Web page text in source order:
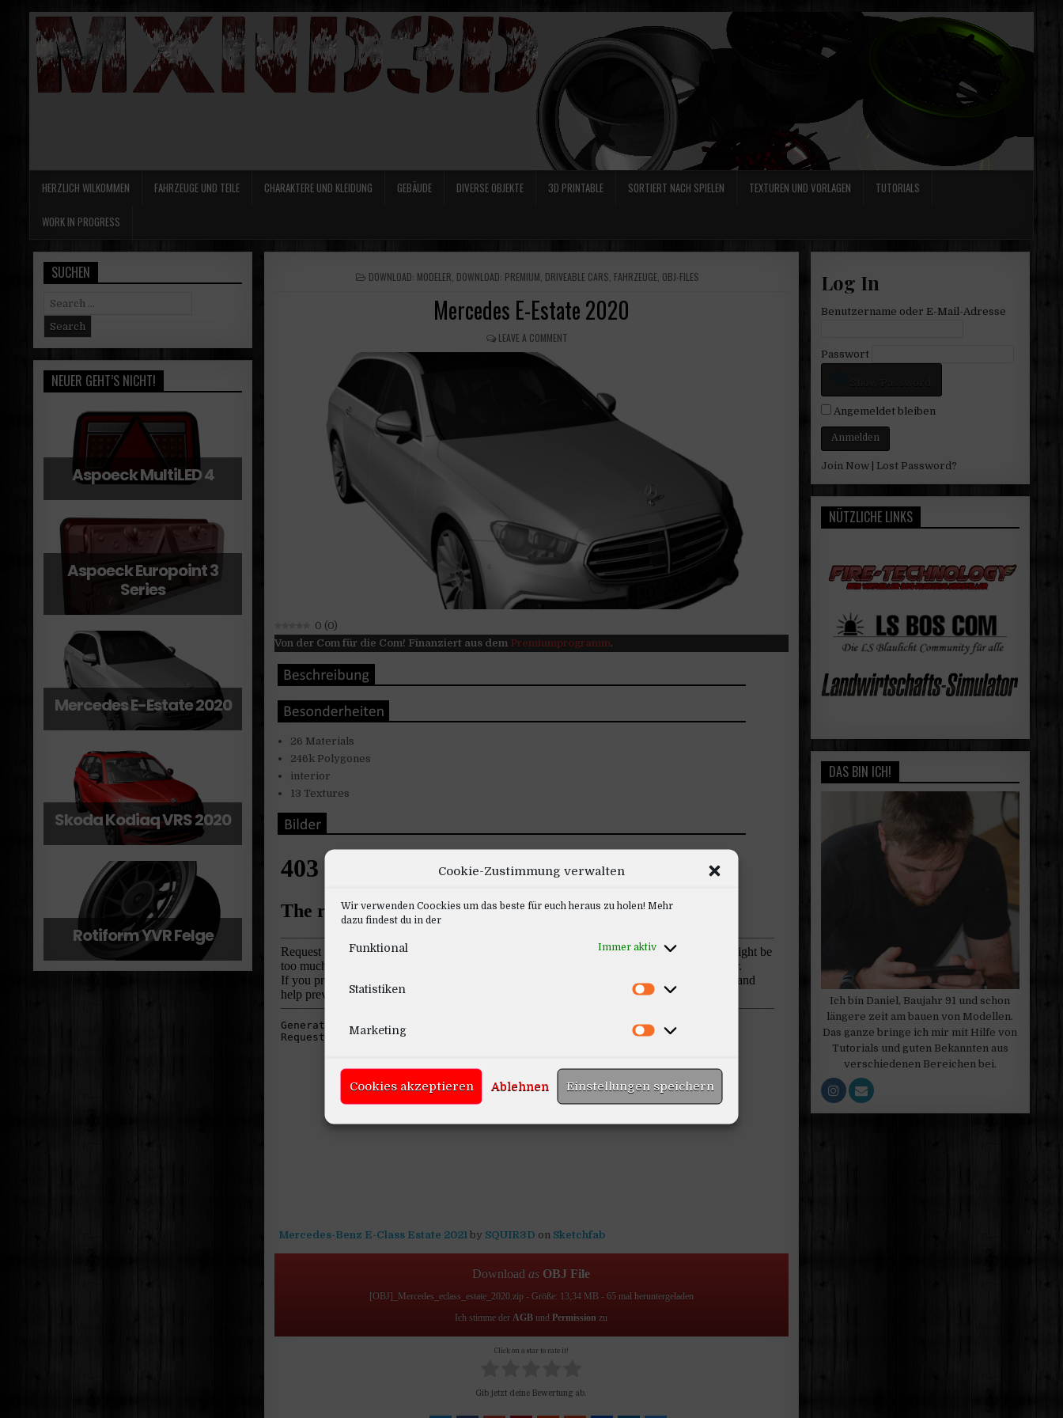
Cookie-Zustimmung verwalten
Wir verwenden Coockies um das beste für euch heraus zu holen! Mehr
dazu findest du in der
Funktional Immer aktiv
Statistiken
Marketing
Cookies akzeptieren Ablehnen Einstellungen speichern
HERZLICH WILKOMMEN FAHRZEUGE UND TEILE CHARAKTERE UND KLEIDUNG GEBÄUDE DIVERSE OBJEKTE 3D PRINTABLE SORTIERT NACH SPIELEN TEXTUREN UND VORLAGEN TUTORIALS
WORK IN PROGRESS
POSTED
DOWNLOAD: MODELER DOWNLOAD: PREMIUM DRIVEABLE CARS FAHRZEUGE OBJ-FILES
Mercedes E-Estate 2020
LEAVE A COMMENT
0 (0)
Von der Com für die Com! Finanziert aus dem Premiumprogramm.
26 Materials
246k Polygones
interior
13 Textures
Mercedes-Benz E-Class Estate 2021by SQUIR3D on Sketchfab
Downloadas OBJ File
[OBJ]_Mercedes_eclass_estate_2020.zip - Größe: 13,34 MB - 65 mal heruntergeladen
Ich stimme derAGB undPermissionzu
Click on a star to rate it!
Gib jetzt deine Bewertung ab.
SUCHEN
Search
for:
NEUER GEHT’S NICHT!
Aspoeck MultiLED 4
Aspoeck Europoint 3
Series
Mercedes E-Estate 2020
Skoda Kodiaq VRS 2020
Rotiform YVR Felge
Log In
Benutzername oder E-Mail-Adresse
Passwort
Show Password
Angemeldet bleiben
Join Now| Lost Password?
NÜTZLICHE LINKS
DAS BIN ICH!
Ich bin Daniel, Baujahr 91 und schon
längere zeit am bauen von Modellen.
Das ganze bringe ich mir mit Hilfe von
Tutorials und guten Bekannten aus
verschiedenen Bereichen bei.